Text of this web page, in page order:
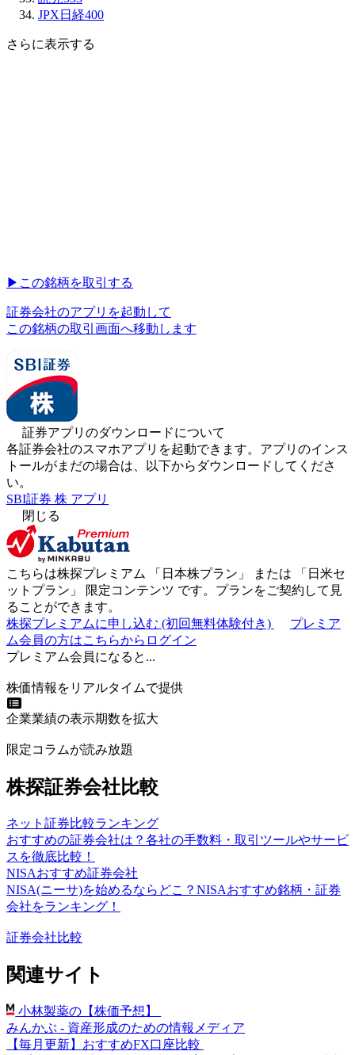
JPX日経400
さらに表示する
▶︎ この銘柄を取引する
証券会社のアプリを起動して
この銘柄の取引画面へ移動します
証券アプリのダウンロードについて
各証券会社のスマホアプリを起動できます。アプリのインス
トールがまだの場合は、以下からダウンロードしてくださ
い。
SBI証券 株 アプリ
閉じる
こちらは株探プレミアム 「 日本株プラン 」 または 「 日米セ
ットプラン 」 限定コンテンツ です。プランをご契約して見
ることができます。
株探プレミアムに申し込む (初回無料体験付き)
プレミア
ム会員の方はこちらからログイン
プレミアム会員になると...
株価情報をリアルタイムで提供
企業業績の表示期数を拡大
限定コラムが読み放題
株探証券会社比較
ネット証券比較ランキング
おすすめの証券会社は？各社の手数料・取引ツールやサービ
スを徹底比較！
NISAおすすめ証券会社
NISA(ニーサ)を始めるならどこ？NISAおすすめ銘柄・証券
会社をランキング！
証券会社比較
関連サイト
小林製薬の【株価予想】
みんかぶ - 資産形成のための情報メディア
【毎月更新】おすすめFX口座比較